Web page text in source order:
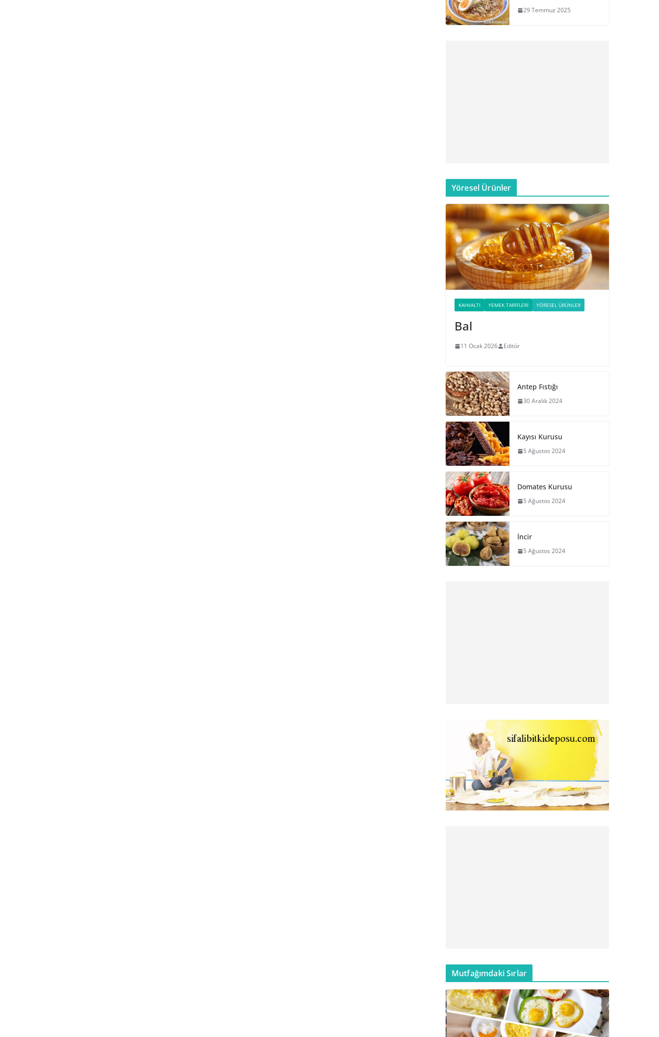
29 Temmuz 2025
Yöresel Ürünler
KAHVALTI YEMEK TARIFLERI YÖRESEL ÜRÜNLER
Bal
11 Ocak 2026 Editör
Antep Fıstığı
30 Aralık 2024
Kayısı Kurusu
5 Ağustos 2024
Domates Kurusu
5 Ağustos 2024
İncir
5 Ağustos 2024
Mutfağımdaki Sırlar